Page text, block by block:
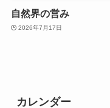
自然界の営み
2026年7月17日
カレンダー